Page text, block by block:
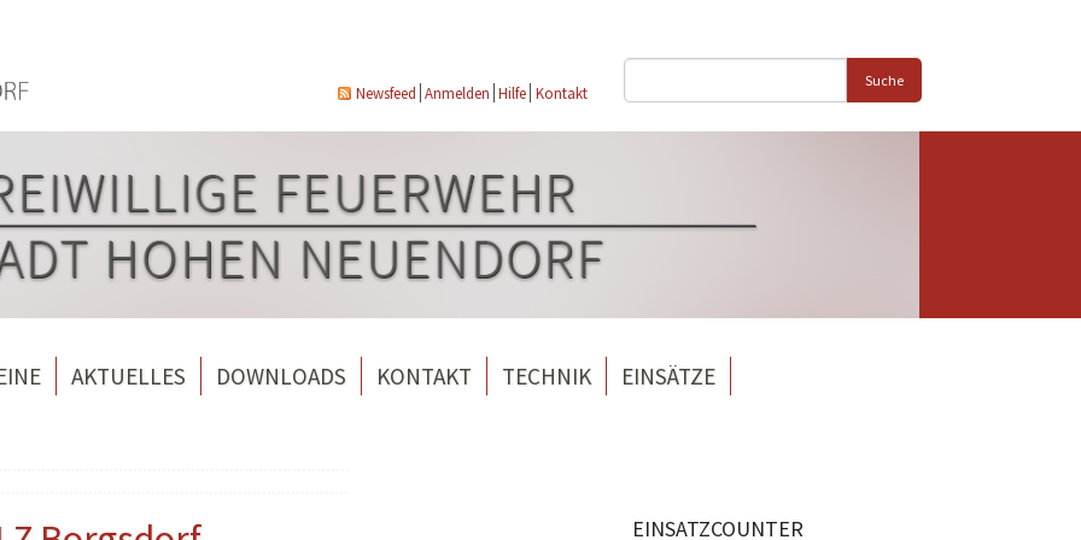
Newsfeed Anmelden Hilfe Kontakt
Suche
AKTUELLES DOWNLOADS KONTAKT TECHNIK EINSÄTZE
EINSATZCOUNTER